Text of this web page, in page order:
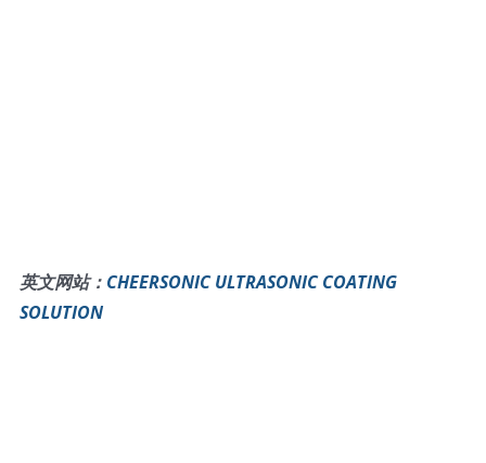
英文网站： CHEERSONIC ULTRASONIC COATING
SOLUTION